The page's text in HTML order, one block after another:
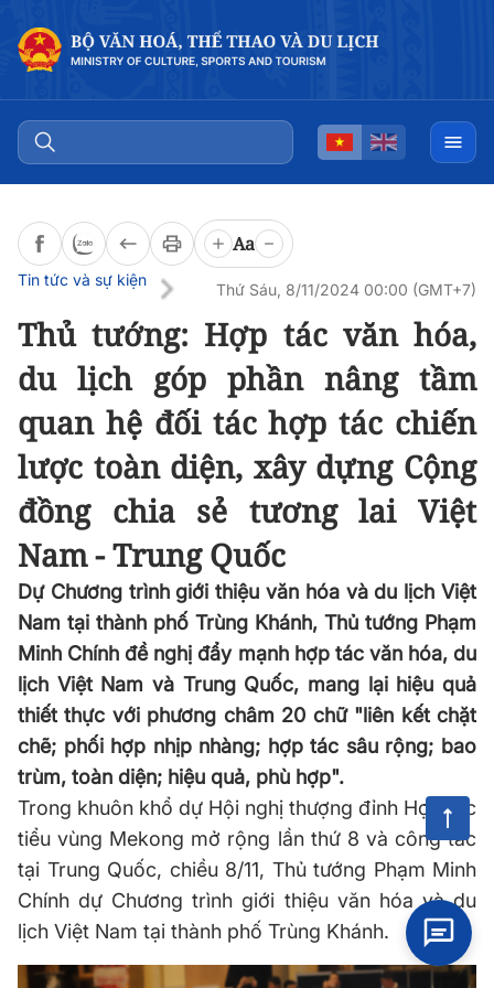
Aa
Tin tức và sự kiện
Thứ Sáu, 8/11/2024 00:00 (GMT+7)
Thủ tướng: Hợp tác văn hóa,
du lịch góp phần nâng tầm
quan hệ đối tác hợp tác chiến
lược toàn diện, xây dựng Cộng
đồng chia sẻ tương lai Việt
Nam - Trung Quốc
Dự Chương trình giới thiệu văn hóa và du lịch Việt
Nam tại thành phố Trùng Khánh, Thủ tướng Phạm
Minh Chính đề nghị đẩy mạnh hợp tác văn hóa, du
lịch Việt Nam và Trung Quốc, mang lại hiệu quả
thiết thực với phương châm 20 chữ "liên kết chặt
chẽ; phối hợp nhịp nhàng; hợp tác sâu rộng; bao
trùm, toàn diện; hiệu quả, phù hợp".
Trong khuôn khổ dự Hội nghị thượng đỉnh Hợp tác
tiểu vùng Mekong mở rộng lần thứ 8 và công tác
tại Trung Quốc, chiều 8/11, Thủ tướng Phạm Minh
Chính dự Chương trình giới thiệu văn hóa và du
lịch Việt Nam tại thành phố Trùng Khánh.
Đọc bài